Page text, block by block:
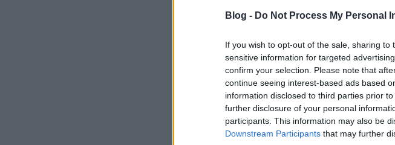
Blog - Do Not Process My Personal
If you wish to opt-out of the sale, sharing
sensitive information for targeted
confirm your selection. Please note that
continue seeing interest-based ads based
information disclosed to third parties prior
further disclosure of your personal
participants. This information may also be
Downstream Participants that may further